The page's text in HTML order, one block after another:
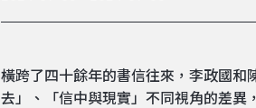
橫跨了四十餘年的書信往來，李政國和
去」、「信中與現實」不同視角的差異